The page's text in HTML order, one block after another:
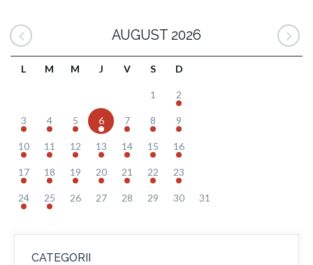
AUGUST 2026
L M M J V S D
1 2
3 4 5 6 7 8 9
10 11 12 13 14 15 16
17 18 19 20 21 22 23
24 25 26 27 28 29 30 31
CATEGORII